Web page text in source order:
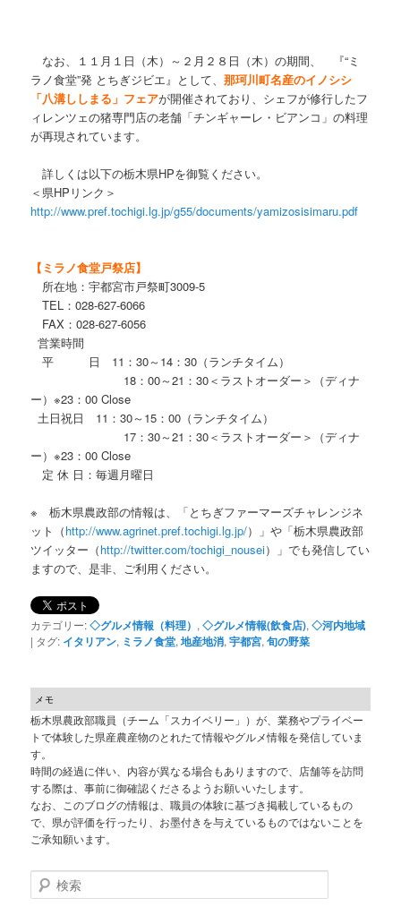
なお、１１月１日（木）～２月２８日（木）の期間、
『“ミ
ラノ食堂”発 とちぎジビエ』 として、那珂川町名産のイノシシ
「八溝ししまる」フェアが開催されており、シェフが修行したフ
ィレンツェの猪専門店の老舗「チンギャーレ・ビアンコ」の料理
が再現されています。
詳しくは以下の栃木県HPを御覧ください。
＜県HPリンク＞
http://www.pref.tochigi.lg.jp/g55/documents/yamizosisimaru.pdf
【ミラノ食堂戸祭店】
所在地：宇都宮市戸祭町3009-5
TEL：028-627-6066
FAX：028-627-6056
営業時間
平 日 11：30～14：30（ランチタイム）
18：00～21：30＜ラストオーダー＞（ディナ
ー）※23：00 Close
土日祝日 11：30～15：00（ランチタイム）
17：30～21：30＜ラストオーダー＞（ディナ
ー）※23：00 Close
定 休 日：毎週月曜日
※ 栃木県農政部の情報は、「とちぎファーマーズチャレンジネ
ット（http://www.agrinet.pref.tochigi.lg.jp/）」や「栃木県農政部
ツイッター（http://twitter.com/tochigi_nousei）」でも発信してい
ますので、是非、ご利用ください。
カテゴリー:◇グルメ情報（料理） ,◇グルメ情報(飲食店),◇河内地域
| タグ: イタリアン, ミラノ食堂,地産地消,宇都宮,旬の野菜
メモ
栃木県農政部職員（チーム「スカイベリー」）が、業務やプライベー
トで体験した県産農産物のとれたて情報やグルメ情報を発信していま
す。
時間の経過に伴い、内容が異なる場合もありますので、店舗等を訪問
する際は、事前に御確認くださるようお願いいたします。
なお、このブログの情報は、職員の体験に基づき掲載しているもの
で、県が評価を行ったり、お墨付きを与えているものではないことを
ご承知願います。
検索